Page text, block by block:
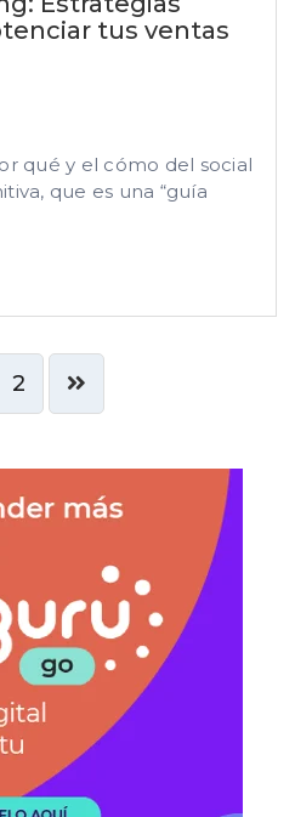
tus ventas
qué y el cómo del social
que es una “guía
2